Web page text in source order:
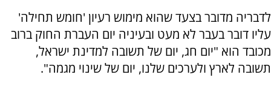
לדבריה מדובר בצעד שהוא מימוש רעיון 'חומש תחילה'
עליו דובר בעבר לא מעט ובעיניה יום העברת החוק ברוב
מכובד הוא "יום חג, יום של תשובה למדינת ישראל,
תשובה לארץ ולערכים שלנו, יום של שינוי מגמה".